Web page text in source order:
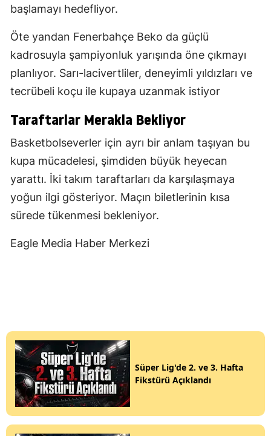
başlamayı hedefliyor.
Öte yandan Fenerbahçe Beko da güçlü
kadrosuyla şampiyonluk yarışında öne çıkmayı
planlıyor. Sarı-lacivertliler, deneyimli yıldızları ve
tecrübeli koçu ile kupaya uzanmak istiyor
Taraftarlar Merakla Bekliyor
Basketbolseverler için ayrı bir anlam taşıyan bu
kupa mücadelesi, şimdiden büyük heyecan
yarattı. İki takım taraftarları da karşılaşmaya
yoğun ilgi gösteriyor. Maçın biletlerinin kısa
sürede tükenmesi bekleniyor.
Eagle Media Haber Merkezi
Süper Lig'de 2. ve 3. Hafta
Fikstürü Açıklandı